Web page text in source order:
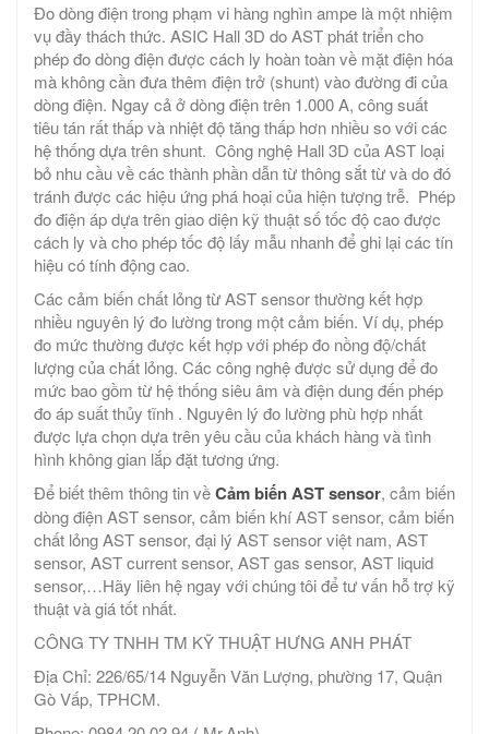
Đo dòng điện trong phạm vi hàng nghìn ampe là một nhiệm
vụ đầy thách thức. ASIC Hall 3D do AST phát triển cho
phép đo dòng điện được cách ly hoàn toàn về mặt điện hóa
mà không cần đưa thêm điện trở (shunt) vào đường đi của
dòng điện. Ngay cả ở dòng điện trên 1.000 A, công suất
tiêu tán rất thấp và nhiệt độ tăng thấp hơn nhiều so với các
hệ thống dựa trên shunt. Công nghệ Hall 3D của AST loại
bỏ nhu cầu về các thành phần dẫn từ thông sắt từ và do đó
tránh được các hiệu ứng phá hoại của hiện tượng trễ. Phép
đo điện áp dựa trên giao diện kỹ thuật số tốc độ cao được
cách ly và cho phép tốc độ lấy mẫu nhanh để ghi lại các tín
hiệu có tính động cao.
Các cảm biến chất lỏng từ AST sensor thường kết hợp
nhiều nguyên lý đo lường trong một cảm biến. Ví dụ, phép
đo mức thường được kết hợp với phép đo nồng độ/chất
lượng của chất lỏng. Các công nghệ được sử dụng để đo
mức bao gồm từ hệ thống siêu âm và điện dung đến phép
đo áp suất thủy tĩnh . Nguyên lý đo lường phù hợp nhất
được lựa chọn dựa trên yêu cầu của khách hàng và tình
hình không gian lắp đặt tương ứng.
Để biết thêm thông tin vềCảm biến AST sensor, cảm biến
dòng điện AST sensor, cảm biến khí AST sensor, cảm biến
chất lỏng AST sensor, đại lý AST sensor việt nam, AST
sensor, AST current sensor, AST gas sensor, AST liquid
sensor,…Hãy liên hệ ngay với chúng tôi để tư vấn hỗ trợ kỹ
thuật và giá tốt nhất.
CÔNG TY TNHH TM KỸ THUẬT HƯNG ANH PHÁT
Địa Chỉ: 226/65/14 Nguyễn Văn Lượng, phường 17, Quận
Gò Vấp, TPHCM.